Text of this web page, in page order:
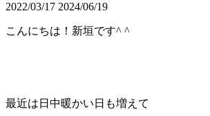
2022/03/17 2024/06/19
こんにちは！新垣です^ ^
最近は日中暖かい日も増えて